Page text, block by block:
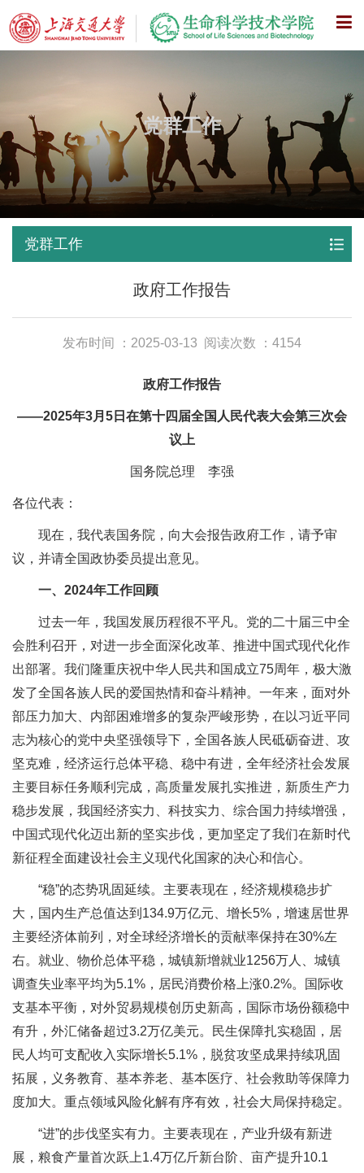
X
党群工作
党群工作
政府工作报告
发布时间 ：2025-03-13 阅读次数 ：4154
政府工作报告
——2025年3月5日在第十四届全国人民代表大会第三次会
议上
国务院总理 李强
各位代表：
现在，我代表国务院，向大会报告政府工作，请予审
议，并请全国政协委员提出意见。
一、2024年工作回顾
过去一年，我国发展历程很不平凡。党的二十届三中全
会胜利召开，对进一步全面深化改革、推进中国式现代化作
出部署。我们隆重庆祝中华人民共和国成立75周年，极大激
发了全国各族人民的爱国热情和奋斗精神。一年来，面对外
部压力加大、内部困难增多的复杂严峻形势，在以习近平同
志为核心的党中央坚强领导下，全国各族人民砥砺奋进、攻
坚克难，经济运行总体平稳、稳中有进，全年经济社会发展
主要目标任务顺利完成，高质量发展扎实推进，新质生产力
稳步发展，我国经济实力、科技实力、综合国力持续增强，
中国式现代化迈出新的坚实步伐，更加坚定了我们在新时代
新征程全面建设社会主义现代化国家的决心和信心。
“稳”的态势巩固延续。主要表现在，经济规模稳步扩
大，国内生产总值达到134.9万亿元、增长5%，增速居世界
主要经济体前列，对全球经济增长的贡献率保持在30%左
右。就业、物价总体平稳，城镇新增就业1256万人、城镇
调查失业率平均为5.1%，居民消费价格上涨0.2%。国际收
支基本平衡，对外贸易规模创历史新高，国际市场份额稳中
有升，外汇储备超过3.2万亿美元。民生保障扎实稳固，居
民人均可支配收入实际增长5.1%，脱贫攻坚成果持续巩固
拓展，义务教育、基本养老、基本医疗、社会救助等保障力
度加大。重点领域风险化解有序有效，社会大局保持稳定。
“进”的步伐坚实有力。主要表现在，产业升级有新进
展，粮食产量首次跃上1.4万亿斤新台阶、亩产提升10.1